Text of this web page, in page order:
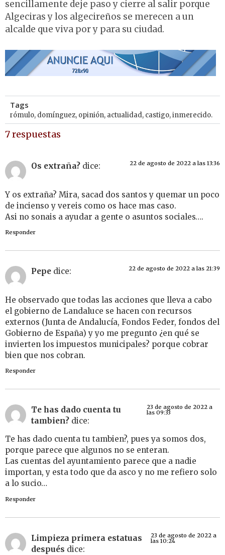
sencillamente deje paso y cierre al salir porque
Algeciras y los algecireños se merecen a un
alcalde que viva por y para su ciudad.
Tags
rómulo, domínguez, opinión, actualidad, castigo,inmerecido.
7 respuestas
Os extraña? dice: 22 de agosto de 2022 a las 13:36
Y os extraña? Mira, sacad dos santos y quemar un poco
de incienso y vereis como os hace mas caso.
Asi no sonais a ayudar a gente o asuntos sociales….
Responder
Pepe dice: 22 de agosto de 2022 a las 21:39
He observado que todas las acciones que lleva a cabo
el gobierno de Landaluce se hacen con recursos
externos (Junta de Andalucía, Fondos Feder, fondos del
Gobierno de España) y yo me pregunto ¿en qué se
invierten los impuestos municipales? porque cobrar
bien que nos cobran.
Responder
Te has dado cuenta tu
tambien? dice:
23 de agosto de 2022 a
las 09:33
Te has dado cuenta tu tambien?, pues ya somos dos,
porque parece que algunos no se enteran.
Las cuentas del ayuntamiento parece que a nadie
importan, y esta todo que da asco y no me refiero solo
a lo sucio…
Responder
Limpieza primera estatuas
después dice:
23 de agosto de 2022 a
las 10:24